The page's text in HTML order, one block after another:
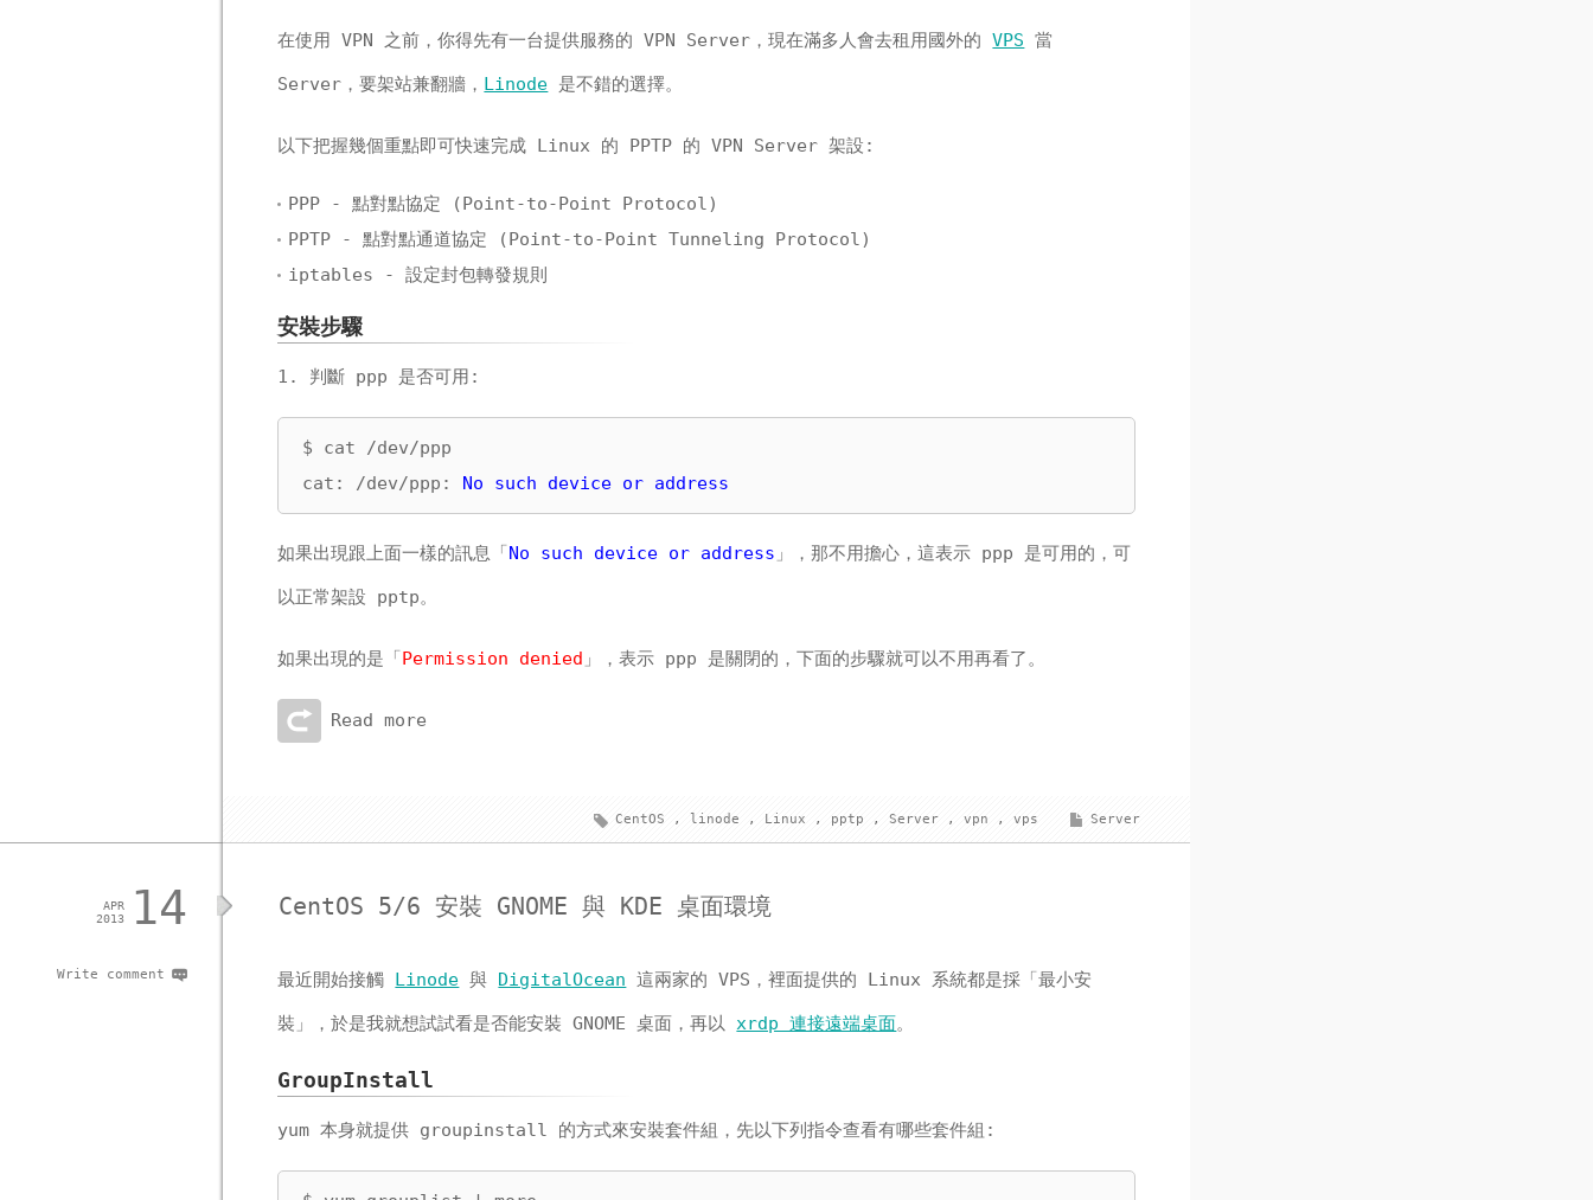
在使用 VPN 之前，你得先有一台提供服務的 VPN Server，現在滿多人會去租用國外的VPS 當
Server，要架站兼翻牆， Linode 是不錯的選擇。
以下把握幾個重點即可快速完成 Linux 的 PPTP 的 VPN Server 架設:
PPP - 點對點協定 (Point-to-Point Protocol)
PPTP - 點對點通道協定 (Point-to-Point Tunneling Protocol)
iptables - 設定封包轉發規則
安裝步驟
1. 判斷 ppp 是否可用:
$ cat /dev/ppp
cat: /dev/ppp: No such device or address
如果出現跟上面一樣的訊息「No such device or address 」，那不用擔心，這表示 ppp 是可用的，可
以正常架設 pptp。
如果出現的是「Permission denied 」，表示 ppp 是關閉的，下面的步驟就可以不用再看了。
Read more
Server
CentOS , linode , Linux , pptp , Server , vpn , vps
CentOS 5/6 安裝 GNOME 與 KDE 桌面環境
最近開始接觸 Linode 與 DigitalOcean 這兩家的 VPS，裡面提供的 Linux 系統都是採「最小安
裝」，於是我就想試試看是否能安裝 GNOME 桌面，再以xrdp 連接遠端桌面。
GroupInstall
yum 本身就提供 groupinstall 的方式來安裝套件組，先以下列指令查看有哪些套件組:
14
APR
2013
Write comment